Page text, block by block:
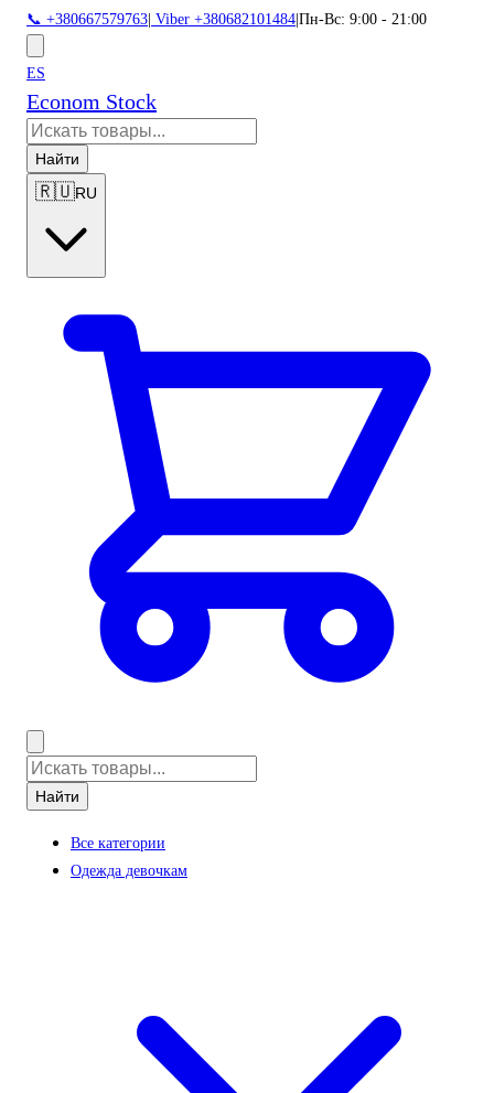
📞 +380667579763 Viber +380682101484 Пн-Вс: 9:00 - 21:00
ES
Econom Stock
Найти
🇷🇺RU
Найти
Все категории
Одежда девочкам